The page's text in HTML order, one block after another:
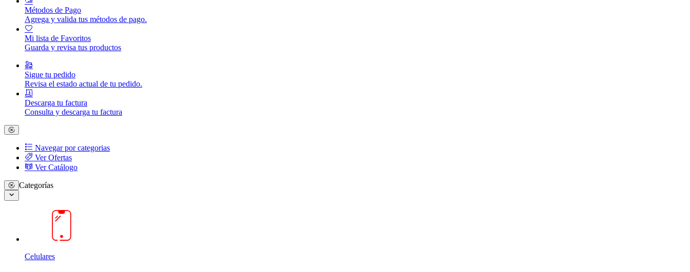
Métodos de Pago
Agrega y valida tus métodos de pago.
Mi lista de Favoritos
Guarda y revisa tus productos
Sigue tu pedido
Revisa el estado actual de tu pedido.
Descarga tu factura
Consulta y descarga tu factura
Navegar por categorias
Ver Ofertas
Ver Catálogo
Categorías
Celulares